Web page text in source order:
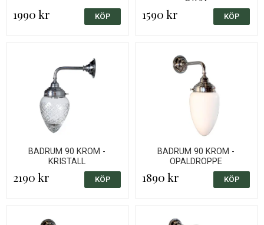
1990 kr 1590 kr
BADRUM 90 KROM -
KRISTALL
2190 kr
BADRUM 90 KROM -
OPALDROPPE
1890 kr